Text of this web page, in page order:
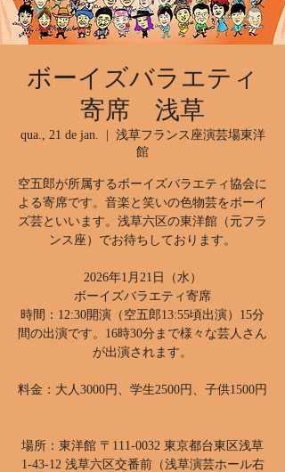
ボーイズバラエティ
寄席 浅草
qua., 21 de jan.
浅草フランス座演芸場東洋
館
空五郎が所属するボーイズバラエティ協会に
よる寄席です。音楽と笑いの色物芸をボーイ
ズ芸といいます。浅草六区の東洋館（元フラ
ンス座）でお待ちしております。
2026年1月21日（水）
ボーイズバラエティ寄席
時間：12:30開演（空五郎13:55頃出演）15分
間の出演です。16時30分まで様々な芸人さん
が出演されます。
料金：大人3000円、学生2500円、子供1500円
場所：東洋館 〒111-0032 東京都台東区浅草
1-43-12 浅草六区交番前（浅草演芸ホール右